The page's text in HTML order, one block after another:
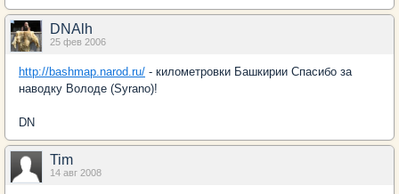
DNAlh
25 фев 2006
http://bashmap.narod.ru/ - километровки Башкирии Спасибо за
наводку Володе (Syrano)!
DN
Tim
14 авг 2008